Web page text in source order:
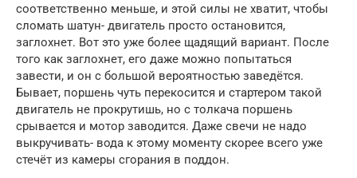
соответственно меньше, и этой силы не хватит, чтобы
сломать шатун- двигатель просто остановится,
заглохнет. Вот это уже более щадящий вариант. После
того как заглохнет, его даже можно попытаться
завести, и он с большой вероятностью заведётся.
Бывает, поршень чуть перекосится и стартером такой
двигатель не прокрутишь, но с толкача поршень
срывается и мотор заводится. Даже свечи не надо
выкручивать- вода к этому моменту скорее всего уже
стечёт из камеры сгорания в поддон.